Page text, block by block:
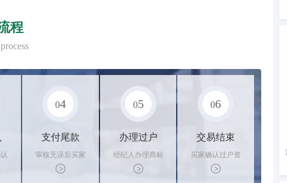
程
04
支付尾款
审核无误后买家
支付尾款，卖家
办理相关手续
05
办理过户
经纪人办理商标
转让手续，交付
相关证书
06
交易结束
买家确认过户资
料后，平台解冻
资金支付卖家